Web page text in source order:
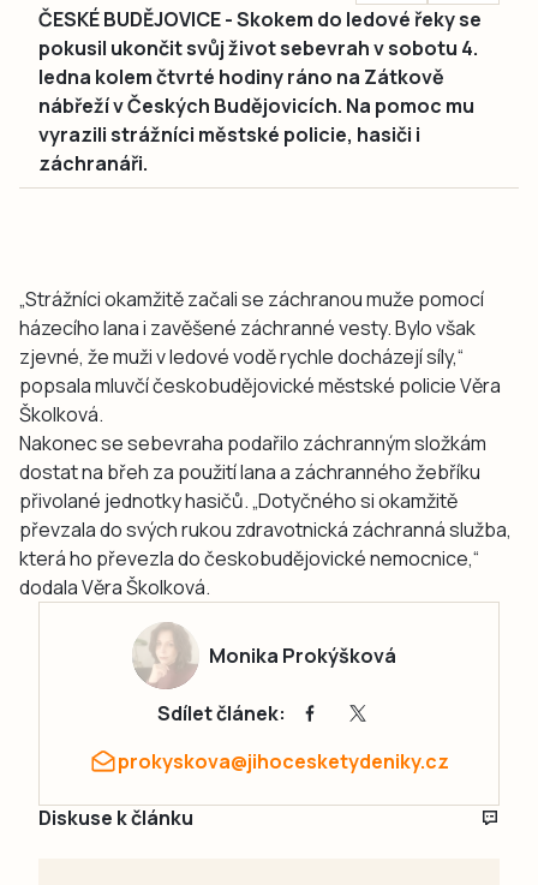
ČESKÉ BUDĚJOVICE - Skokem do ledové řeky se
pokusil ukončit svůj život sebevrah v sobotu 4.
ledna kolem čtvrté hodiny ráno na Zátkově
nábřeží v Českých Budějovicích. Na pomoc mu
vyrazili strážníci městské policie, hasiči i
záchranáři.
„Strážníci okamžitě začali se záchranou muže pomocí
házecího lana i zavěšené záchranné vesty. Bylo však
zjevné, že muži v ledové vodě rychle docházejí síly,“
popsala mluvčí českobudějovické městské policie Věra
Školková.
Nakonec se sebevraha podařilo záchranným složkám
dostat na břeh za použití lana a záchranného žebříku
přivolané jednotky hasičů. „Dotyčného si okamžitě
převzala do svých rukou zdravotnická záchranná služba,
která ho převezla do českobudějovické nemocnice,“
dodala Věra Školková.
Monika Prokýšková
Sdílet článek:
prokyskova@jihocesketydeniky.cz
Diskuse k článku